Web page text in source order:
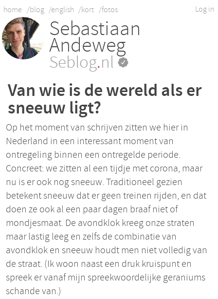
Log in
home /blog /english /kort /fotos
Sebastiaan
Andeweg
Seblog.nl
Van wie is de wereld als er
sneeuw ligt?
Op het moment van schrijven zitten we hier in
Nederland in een interessant moment van
ontregeling binnen een ontregelde periode.
Concreet: we zitten al een tijdje met corona, maar
nu is er ook nog sneeuw. Traditioneel gezien
betekent sneeuw dat er geen treinen rijden, en dat
doen ze ook al een paar dagen braaf niet of
mondjesmaat. De avondklok kreeg onze straten
maar lastig leeg en zelfs de combinatie van
avondklok en sneeuw houdt men niet volledig van
de straat. (Ik woon naast een druk kruispunt en
spreek er vanaf mijn spreekwoordelijke geraniums
schande van.)